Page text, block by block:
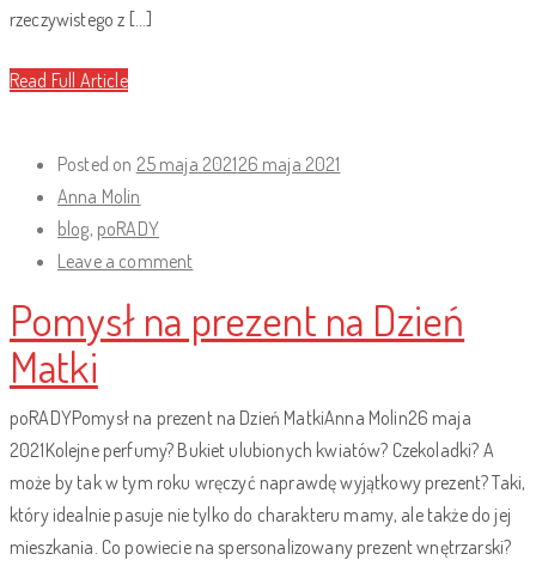
rzeczywistego z […]
Read Full Article
Posted on 25 maja 202126 maja 2021
Anna Molin
blog, poRADY
Leave a comment
Pomysł na prezent na Dzień
Matki
poRADYPomysł na prezent na Dzień MatkiAnna Molin26 maja
2021Kolejne perfumy? Bukiet ulubionych kwiatów? Czekoladki? A
może by tak w tym roku wręczyć naprawdę wyjątkowy prezent? Taki,
który idealnie pasuje nie tylko do charakteru mamy, ale także do jej
mieszkania. Co powiecie na spersonalizowany prezent wnętrzarski?